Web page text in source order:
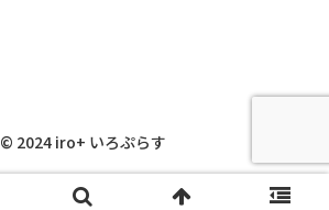
©︎ 2024 iro+ いろぷらす